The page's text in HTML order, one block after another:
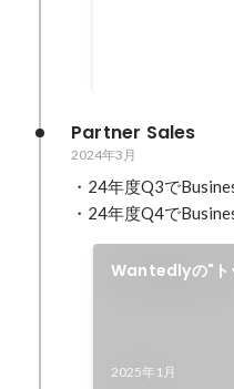
Partner Sales
2024年3月
・24年度Q3で
・24年度Q4で
Wantedlyの"ト
2025年1月